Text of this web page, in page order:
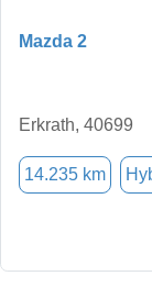
Mazda 2
Erkrath, 40699
14.235 km